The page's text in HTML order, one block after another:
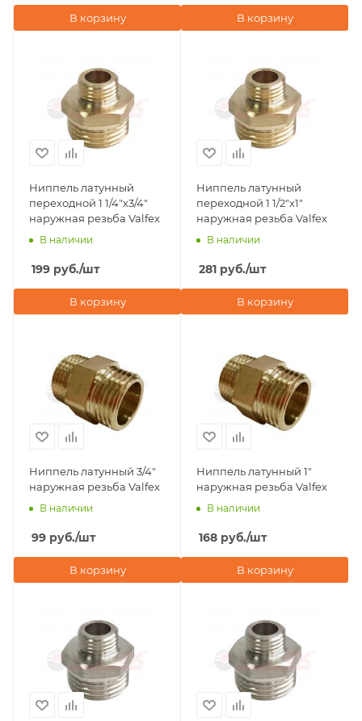
В корзину В корзину
Ниппель латунный
переходной 1 1/4"х3/4"
наружная резьба Valfex
В наличии
199 руб./шт
В корзину
Ниппель латунный
переходной 1 1/2"х1"
наружная резьба Valfex
В наличии
281 руб./шт
В корзину
Ниппель латунный 3/4"
наружная резьба Valfex
В наличии
99 руб./шт
В корзину
Ниппель латунный 1"
наружная резьба Valfex
В наличии
168 руб./шт
В корзину